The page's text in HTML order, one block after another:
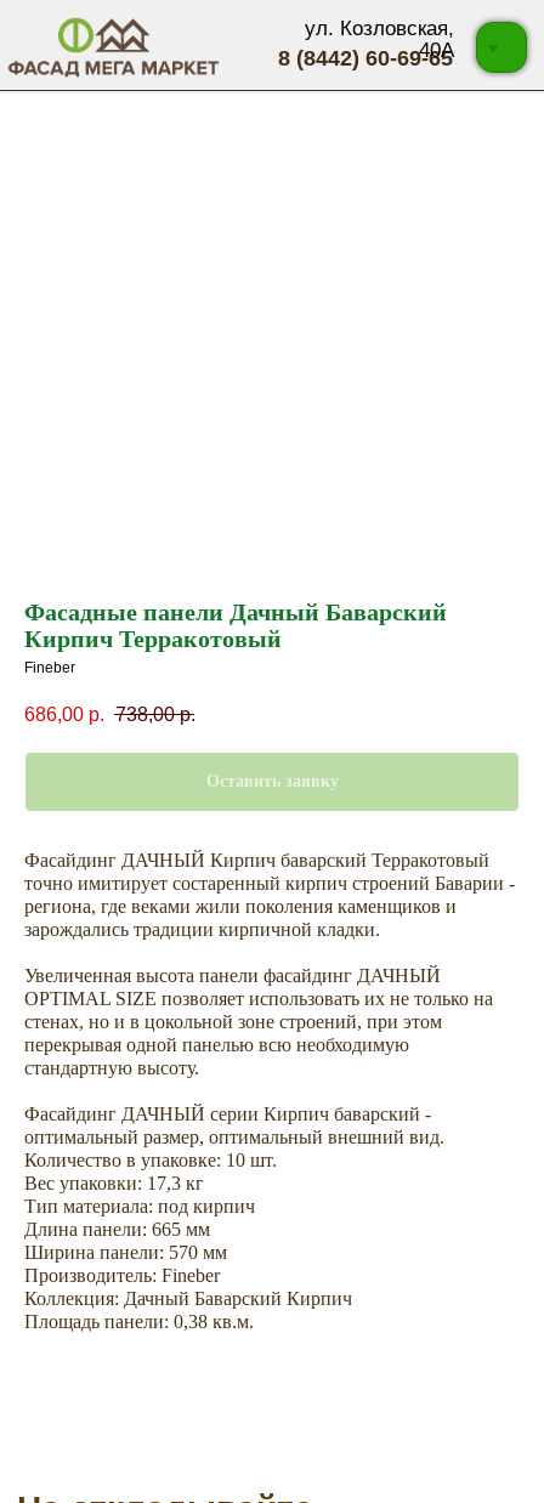
8 (8442) 60-69-65
ул. Козловская,
40А
Фасадные панели Дачный Баварский
Кирпич Терракотовый
Fineber
686,00 р. 738,00 р.
Оставить заявку
Фасайдинг ДАЧНЫЙ Кирпич баварский Терракотовый
точно имитирует состаренный кирпич строений Баварии -
региона, где веками жили поколения каменщиков и
зарождались традиции кирпичной кладки.
Увеличенная высота панели фасайдинг ДАЧНЫЙ
OPTIMAL SIZE позволяет использовать их не только на
стенах, но и в цокольной зоне строений, при этом
перекрывая одной панелью всю необходимую
стандартную высоту.
Фасайдинг ДАЧНЫЙ серии Кирпич баварский -
оптимальный размер, оптимальный внешний вид.
Количество в упаковке: 10 шт.
Вес упаковки: 17,3 кг
Тип материала: под кирпич
Длина панели: 665 мм
Ширина панели: 570 мм
Производитель: Fineber
Коллекция: Дачный Баварский Кирпич
Площадь панели: 0,38 кв.м.
Не откладывайте
покупку на потом